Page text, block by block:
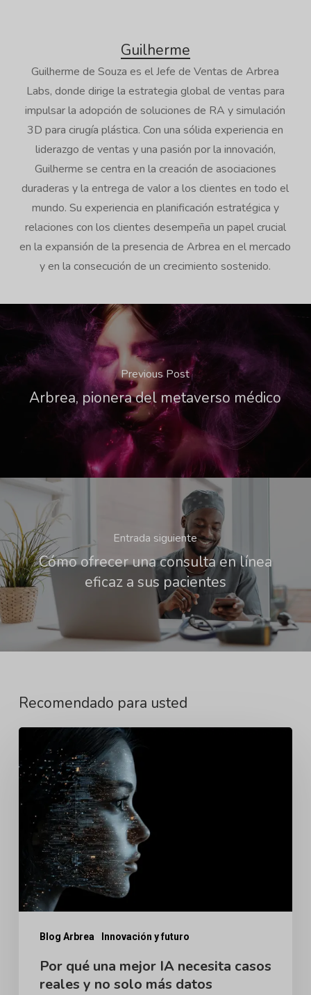
Guilherme
Guilherme de Souza es el Jefe de Ventas de Arbrea
Labs, donde dirige la estrategia global de ventas para
impulsar la adopción de soluciones de RA y simulación
3D para cirugía plástica. Con una sólida experiencia en
liderazgo de ventas y una pasión por la innovación,
Guilherme se centra en la creación de asociaciones
duraderas y la entrega de valor a los clientes en todo el
mundo. Su experiencia en planificación estratégica y
relaciones con los clientes desempeña un papel crucial
en la expansión de la presencia de Arbrea en el mercado
y en la consecución de un crecimiento sostenido.
Previous Post
Arbrea, pionera del metaverso médico
Entrada siguiente
Cómo ofrecer una consulta en línea
eficaz a sus pacientes
Recomendado para usted
Blog Arbrea Innovación y futuro
qué
una
mejor
necesita
casos
reales
y
Por qué una mejor IA necesita casos
reales y no solo más datos